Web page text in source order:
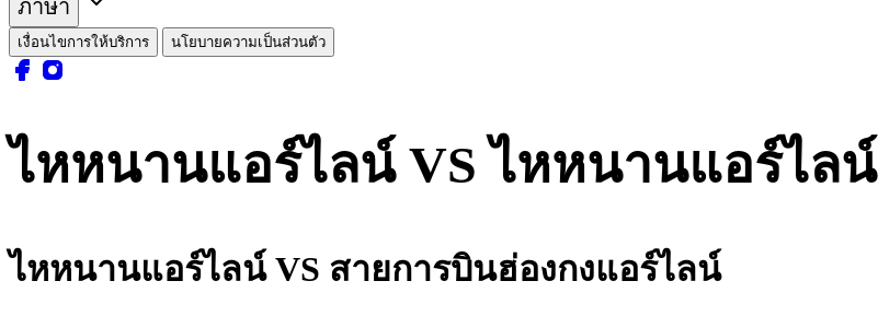
ภาษา
เงื่อนไขการให้บริการ นโยบายความเป็นส่วนตัว
ไหหนานแอร์ไลน์ VS ไหหนานแอร์ไลน์
ไหหนานแอร์ไลน์ VS สายการบินฮ่องกงแอร์ไลน์